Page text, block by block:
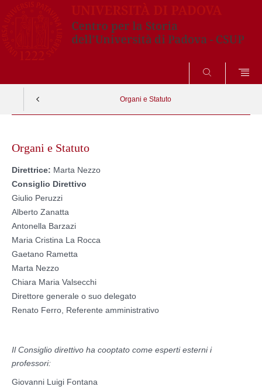
SEARCH
Organi e Statuto
contentOrgani e Statuto
Direttrice: Marta Nezzo
Consiglio Direttivo
Giulio Peruzzi
Alberto Zanatta
Antonella Barzazi
Maria Cristina La Rocca
Gaetano Rametta
Marta Nezzo
Chiara Maria Valsecchi
Direttore generale o suo delegato
Renato Ferro, Referente amministrativo
Il Consiglio direttivo ha cooptato come esperti esterni i
professori:
Giovanni Luigi Fontana